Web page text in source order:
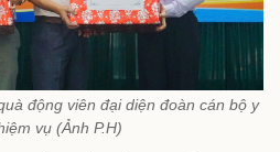
động viên đại diện đoàn cán bộ y
vụ (Ảnh P.H)